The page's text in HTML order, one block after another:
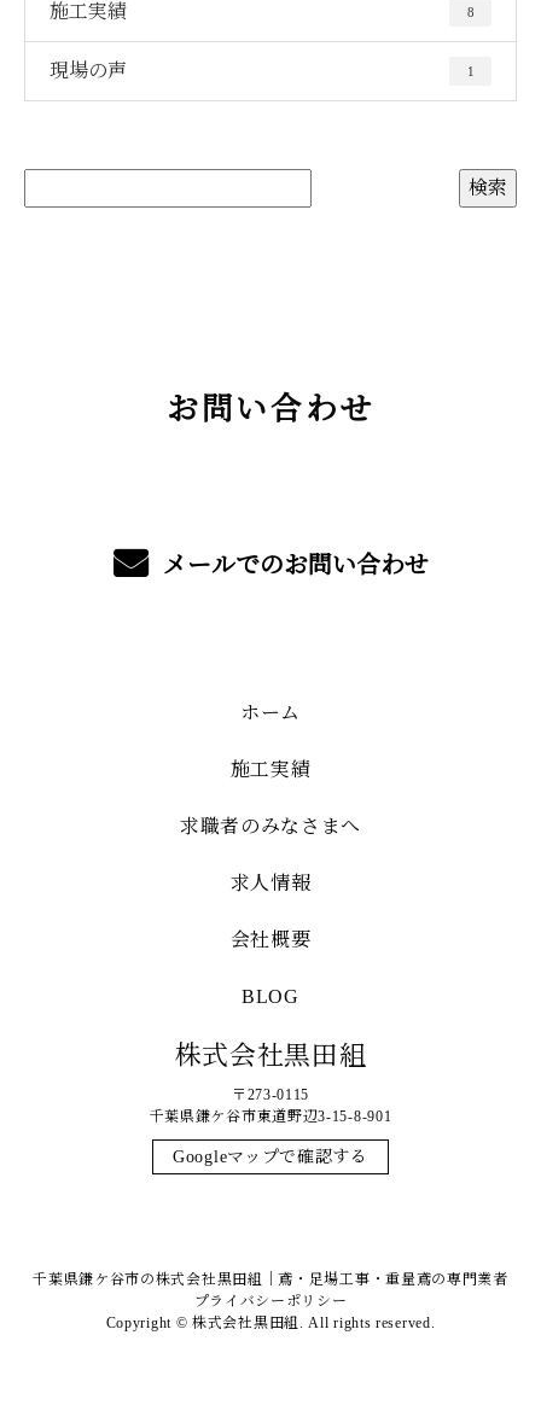
施工実績 8
現場の声 1
お問い合わせ
メールでのお問い合わせ
ホーム
施工実績
求職者のみなさまへ
求人情報
会社概要
BLOG
株式会社黒田組
〒273-0115
千葉県鎌ケ谷市東道野辺3-15-8-901
Googleマップで確認する
千葉県鎌ケ谷市の株式会社黒田組｜鳶・足場工事・重量鳶の専門業者
プライバシーポリシー
Copyright © 株式会社黒田組. All rights reserved.